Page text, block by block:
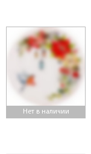
Нет в наличии